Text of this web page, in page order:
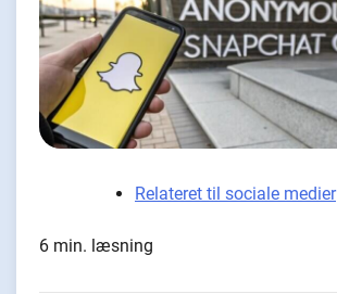
Relateret til sociale medier
6 min. læsning